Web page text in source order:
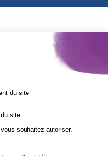
Quali’OP